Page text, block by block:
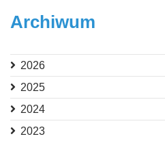
Archiwum
2026
2025
2024
2023